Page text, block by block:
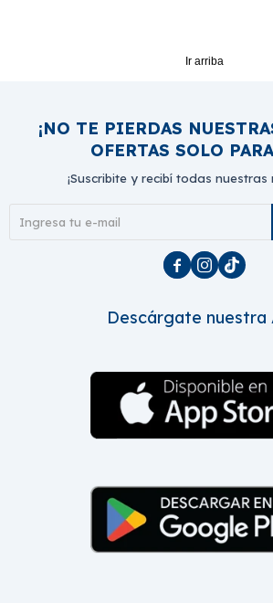
Ir arriba
¡NO TE PIERDAS
OFERTAS SOLO
¡Suscribite y recibí todas
  
Descárgate nuestra